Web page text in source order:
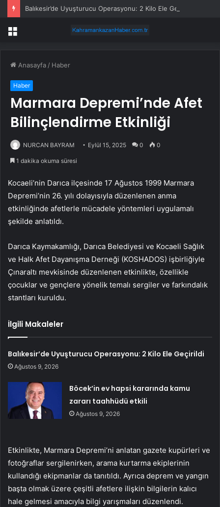
Balıkesir’de Uyuşturucu Operasyonu: 2 Kilo Ele Geçirildi
Menü
Anasayfa / Haber
Haber
Marmara Depremi’nde Afet
Bilinçlendirme Etkinliği
NURCAN BAYRAM Eylül 15, 2025 0 0
1 dakika okuma süresi
Kocaeli’nin Darıca ilçesinde 17 Ağustos 1999 Marmara
Depremi’nin 26. yılı dolayısıyla düzenlenen anma
etkinliğinde afetlerle mücadele yöntemleri uygulamalı
şekilde anlatıldı.
Darıca Kaymakamlığı, Darıca Belediyesi ve Kocaeli Sağlık
ve Halk Afet Dayanışma Derneği (KOSHADOS) işbirliğiyle
Çınaraltı mevkisinde düzenlenen etkinlikte, özellikle
çocuklar ve gençlere yönelik temalı sergiler ve farkındalık
stantları kuruldu.
İlgili Makaleler
Balıkesir’de Uyuşturucu Operasyonu: 2 Kilo Ele Geçirildi
Ağustos 9, 2026
Böcek’in ev hapsi kararında kamu
zararı taahhüdü etkili
Ağustos 9, 2026
Etkinlikte, Marmara Depremi’ni anlatan gazete kupürleri ve
fotoğraflar sergilenirken, arama kurtarma ekiplerinin
kullandığı ekipmanlar da tanıtıldı. Ayrıca deprem ve yangın
başta olmak üzere çeşitli afetlere ilişkin bilgilerin kalıcı
hale gelmesi amacıyla bilgi yarışmaları düzenlendi.